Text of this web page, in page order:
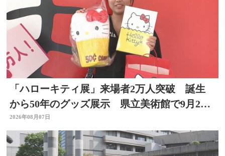
「ハローキティ展」来場者2万人突破 誕生
から50年のグッズ展示 県立美術館で9月23
日まで
2026年08月07日